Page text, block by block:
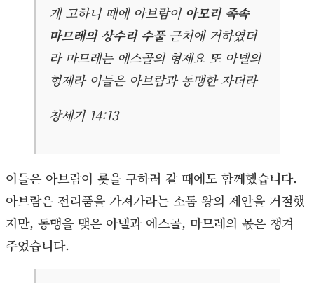
게 고하니 때에 아브람이 아모리 족속
마므레의 상수리 수풀근처에 거하였더
라 마므레는 에스골의 형제요 또 아넬의
형제라 이들은 아브람과 동맹한 자더라
창세기 14:13
이들은 아브람이 롯을 구하러 갈 때에도 함께했습니다.
아브람은 전리품을 가져가라는 소돔 왕의 제안을 거절했
지만, 동맹을 맺은 아넬과 에스골, 마므레의 몫은 챙겨
주었습니다.